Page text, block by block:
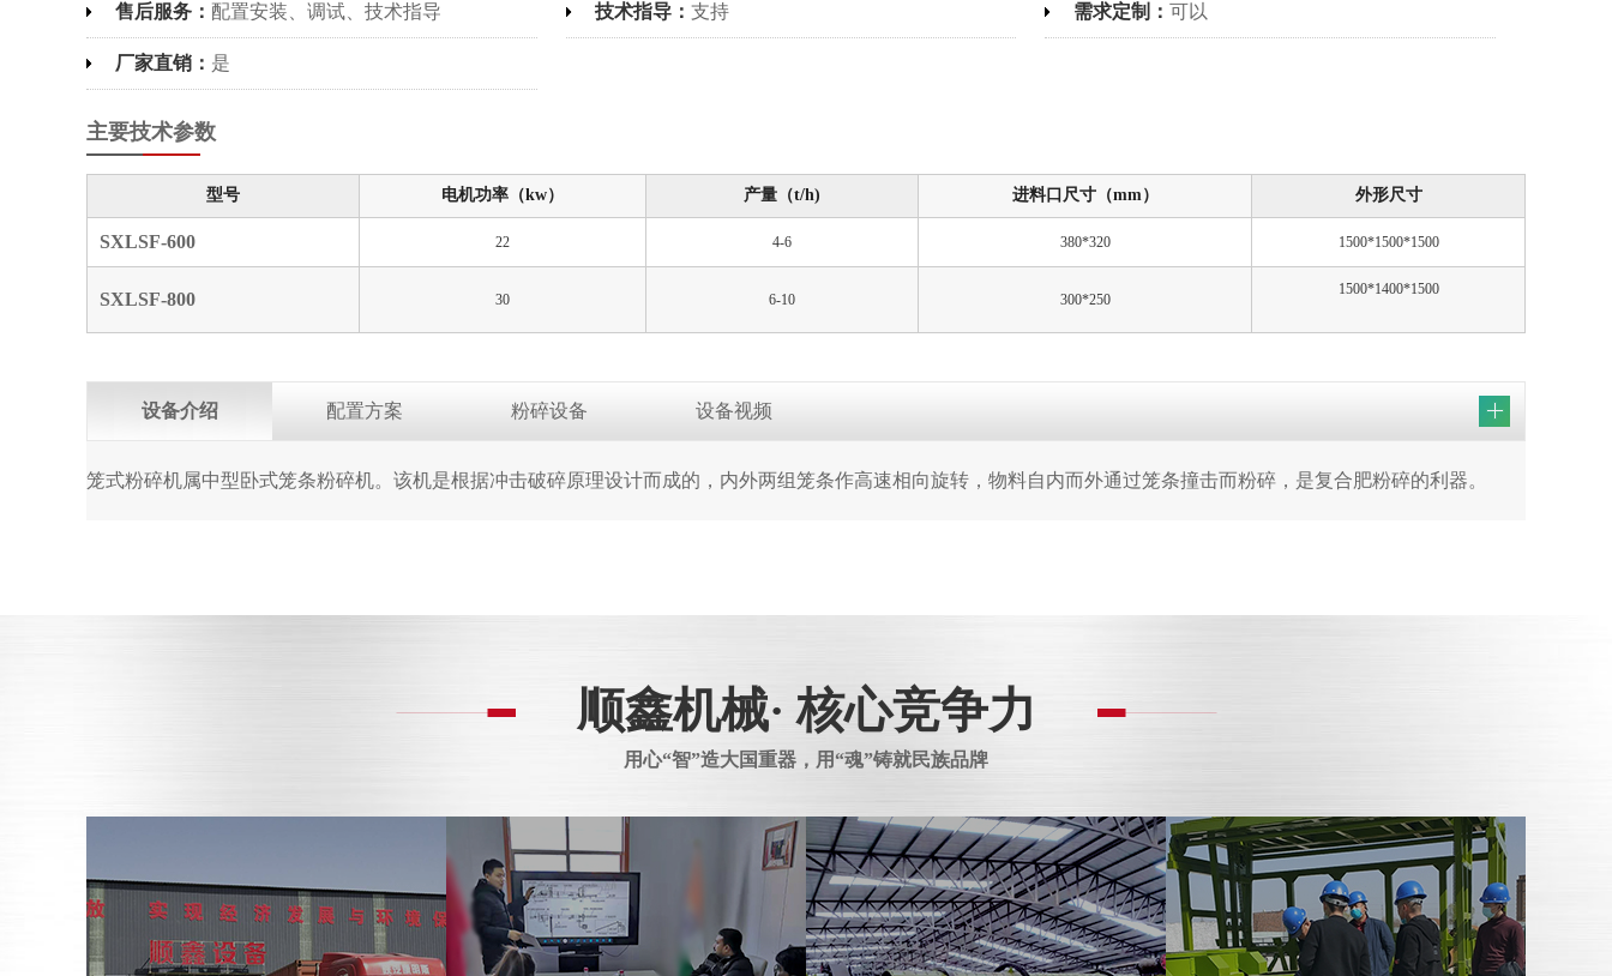
售后服务： 配置安装、调试、技术指导 技术指导： 支持 需求定制：可以
厂家直销： 是
主要技术参数
型号 电机功率（kw） 产量（t/h) 进料口尺寸（mm） 外形尺寸
SXLSF-600 22 4-6 380*320 1500*1500*1500
SXLSF-800 30 6-10 300*250
1500*1400*1500
设备介绍 配置方案 粉碎设备 设备视频
笼式粉碎机属中型卧式笼条粉碎机。该机是根据冲击破碎原理设计而成的，内外两组笼条作高速相向旋转，物料自内而外通过笼条撞击而粉碎，是复合肥粉碎的利器。
顺鑫机械· 核心竞争力
用心“智”造大国重器，用“魂”铸就民族品牌